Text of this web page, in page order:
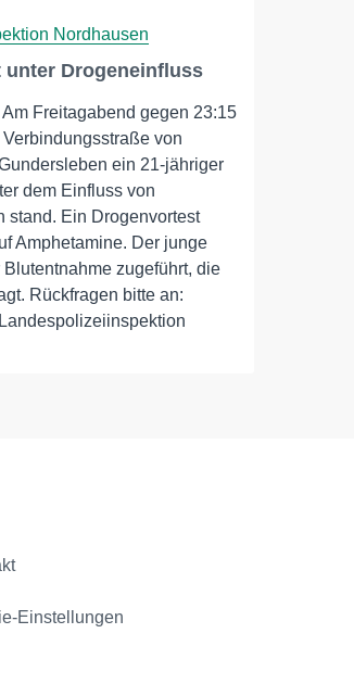
Nordhausen
unter Drogeneinfluss
Am Freitagabend gegen 23:15
von
ein 21-jähriger
dem Einfluss von
stand. Ein Drogenvortest
Amphetamine. Der junge
zugeführt, die
Rückfragen bitte an:
Einstellungen